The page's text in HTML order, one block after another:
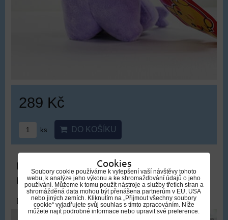
289 Kč
ks DO KOŠÍKU
Plyšový Pokémon Flareon | Plyšák
Pokémon Flareon
DOPRAVA ZDARMA
Cookies
Soubory cookie používáme k vylepšení vaší návštěvy tohoto
webu, k analýze jeho výkonu a ke shromažďování údajů o jeho
používání. Můžeme k tomu použít nástroje a služby třetích stran a
shromážděná data mohou být přenášena partnerům v EU, USA
nebo jiných zemích. Kliknutím na „Přijmout všechny soubory
cookie“ vyjadřujete svůj souhlas s tímto zpracováním. Níže
můžete najít podrobné informace nebo upravit své preference.